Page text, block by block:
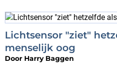
Lichtsensor "ziet"
menselijk oog
Door Harry Baggen